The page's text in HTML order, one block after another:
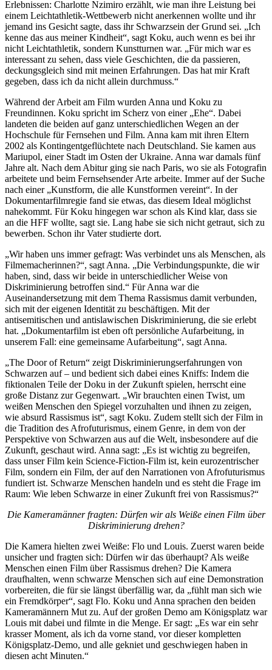
Erlebnissen: Charlotte Nzimiro erzählt, wie man ihre Leistung bei
einem Leichtathletik-Wettbewerb nicht anerkennen wollte und ihr
jemand ins Gesicht sagte, dass ihr Schwarzsein der Grund sei. „Ich
kenne das aus meiner Kindheit“, sagt Koku, auch wenn es bei ihr
nicht Leichtathletik, sondern Kunstturnen war. „Für mich war es
interessant zu sehen, dass viele Geschichten, die da passieren,
deckungsgleich sind mit meinen Erfahrungen. Das hat mir Kraft
gegeben, dass ich da nicht allein durchmuss.“
Während der Arbeit am Film wurden Anna und Koku zu
Freundinnen. Koku spricht im Scherz von einer „Ehe“. Dabei
landeten die beiden auf ganz unterschiedlichen Wegen an der
Hochschule für Fernsehen und Film. Anna kam mit ihren Eltern
2002 als Kontingentgeflüchtete nach Deutschland. Sie kamen aus
Mariupol, einer Stadt im Osten der Ukraine. Anna war damals fünf
Jahre alt. Nach dem Abitur ging sie nach Paris, wo sie als Fotografin
arbeitete und beim Fernsehsender Arte arbeite. Immer auf der Suche
nach einer „Kunstform, die alle Kunstformen vereint“. In der
Dokumentarfilmregie fand sie etwas, das diesem Ideal möglichst
nahekommt. Für Koku hingegen war schon als Kind klar, dass sie
an die HFF wollte, sagt sie. Lang habe sie sich nicht getraut, sich zu
bewerben. Schon ihr Vater studierte dort.
„Wir haben uns immer gefragt: Was verbindet uns als Menschen, als
Filmemacherinnen?“, sagt Anna. „Die Verbindungspunkte, die wir
haben, sind, dass wir beide in unterschiedlicher Weise von
Diskriminierung betroffen sind.“ Für Anna war die
Auseinandersetzung mit dem Thema Rassismus damit verbunden,
sich mit der eigenen Identität zu beschäftigen. Mit der
antisemitischen und antislawischen Diskriminierung, die sie erlebt
hat. „Dokumentarfilm ist eben oft persönliche Aufarbeitung, in
unserem Fall: eine gemeinsame Aufarbeitung“, sagt Anna.
„The Door of Return“ zeigt Diskriminierungserfahrungen von
Schwarzen auf – und bedient sich dabei eines Kniffs: Indem die
fiktionalen Teile der Doku in der Zukunft spielen, herrscht eine
große Distanz zur Gegenwart. „Wir brauchten einen Twist, um
weißen Menschen den Spiegel vorzuhalten und ihnen zu zeigen,
wie absurd Rassismus ist“, sagt Koku. Zudem stellt sich der Film in
die Tradition des Afrofuturismus, einem Genre, in dem von der
Perspektive von Schwarzen aus auf die Welt, insbesondere auf die
Zukunft, geschaut wird. Anna sagt: „Es ist wichtig zu begreifen,
dass unser Film kein Science-Fiction-Film ist, kein eurozentrischer
Film, sondern ein Film, der auf den Narrationen von Afrofuturismus
fundiert ist. Schwarze Menschen handeln und es steht die Frage im
Raum: Wie leben Schwarze in einer Zukunft frei von Rassismus?“
Die Kameramänner fragten: Dürfen wir als Weiße einen Film über
Diskriminierung drehen?
Die Kamera hielten zwei Weiße: Flo und Louis. Zuerst waren beide
unsicher und fragten sich: Dürfen wir das überhaupt? Als weiße
Menschen einen Film über Rassismus drehen? Die Kamera
draufhalten, wenn schwarze Menschen sich auf eine Demonstration
vorbereiten, die für sie längst überfällig war, da „fühlt man sich wie
ein Fremdkörper“, sagt Flo. Koku und Anna sprachen den beiden
Kameramännern Mut zu. Auf der großen Demo am Königsplatz war
Louis mit dabei und filmte in die Menge. Er sagt: „Es war ein sehr
krasser Moment, als ich da vorne stand, vor dieser kompletten
Königsplatz-Demo, und alle gekniet und geschwiegen haben in
diesen acht Minuten.“